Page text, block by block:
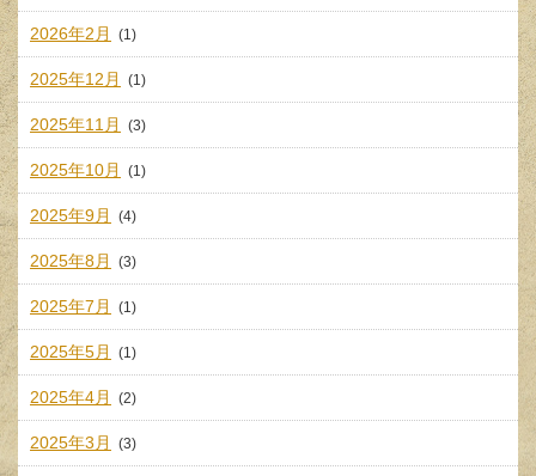
2026年2月 (1)
2025年12月 (1)
2025年11月 (3)
2025年10月 (1)
2025年9月 (4)
2025年8月 (3)
2025年7月 (1)
2025年5月 (1)
2025年4月 (2)
2025年3月 (3)